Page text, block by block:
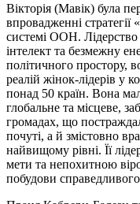
Вікторія (Мавік) була
впровадженні
системі ООН.
інтелект та безмежну
політичного простору,
реалій жінок-лідерів у
понад 50 країн. Вона
глобальне та місцеве,
громадах, що
почуті, а й змістовно
найвищому рівні. Її
мети та непохитною
побудови